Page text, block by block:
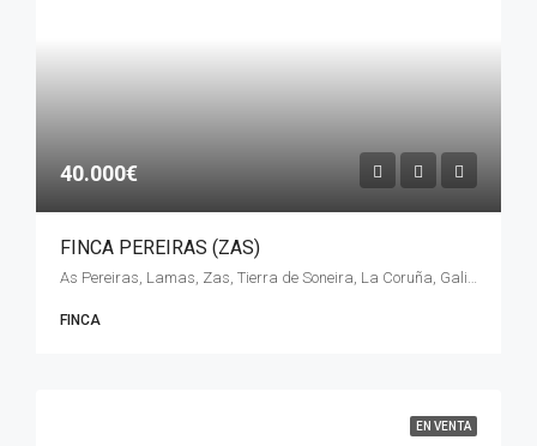
40.000€
FINCA PEREIRAS (ZAS)
As Pereiras, Lamas, Zas, Tierra de Soneira, La Coruña, Galicia, 15851, España
FINCA
EN VENTA